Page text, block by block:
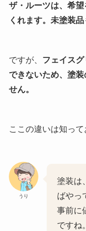
ザ・ルーツは、希
くれます。未塗装品
ですが、 フェイス
できないため、塗
せん。
ここの違いは知って
うり
塗装は
ばやっ
事前に
ですね。